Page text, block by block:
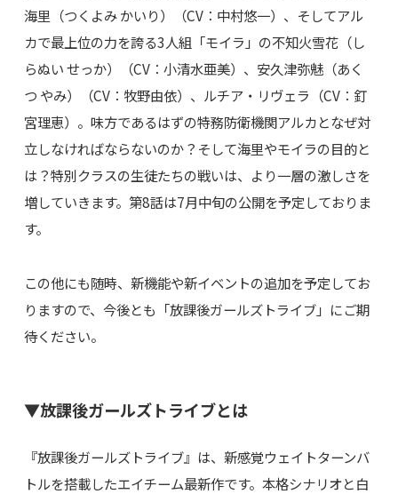
海里（つくよみ かいり）（CV：中村悠一）、そしてアル
カで最上位の力を誇る3人組「モイラ」の不知火雪花（し
らぬい せっか）（CV：小清水亜美）、安久津弥魅（あく
つ やみ）（CV：牧野由依）、ルチア・リヴェラ（CV：釘
宮理恵）。味方であるはずの特務防衛機関アルカとなぜ対
立しなければならないのか？そして海里やモイラの目的と
は？特別クラスの生徒たちの戦いは、より一層の激しさを
増していきます。第8話は7月中旬の公開を予定しておりま
す。
この他にも随時、新機能や新イベントの追加を予定してお
りますので、今後とも「放課後ガールズトライブ」にご期
待ください。
▼放課後ガールズトライブとは
『放課後ガールズトライブ』は、新感覚ウェイトターンバ
トルを搭載したエイチーム最新作です。本格シナリオと白